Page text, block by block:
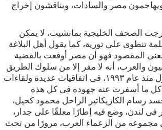
مصر والسادات، ويناقشون إخراج
الصحف الخليجية بمانشيت، لا يمكن
تنطوى على تورية، كما يقول أهل البلاغة
المعنى المقصود فهو أن مصر أوقعت بالقضية
والعرب، أنه لا مفر إلا من سلوك الطريق
الصعب.. واستمر الرئيس الفلسطينى الراحل، ياسر عرفات، يحاول منذ عام ١٩٩٣، فى اتفاقيات عديدة ولقاءات
وغيرها، وكان كل ما أسفرت عنه جهوده فى كل هذه
إلى «كامب ديفيد»، لكن عام ٢٠٠٠.. وقتها جسد رسام الكاريكاتير الراحل محمود كحيل،
فى لندن، وضع فيه إطارًا معلقًا على جدار،
مجموعة من الزعماء العرب، مرورًا من تحت